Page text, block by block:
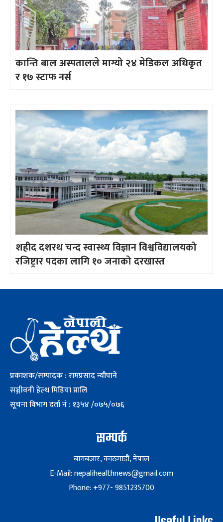
कान्ति बाल अस्पतालले माग्यो २४ मेडिकल अधिकृत
र १७ स्टाफ नर्स
शहीद दशरथ चन्द स्वास्थ्य विज्ञान विश्वविद्यालयको
रजिष्ट्रार पदका लागि १० जनाको दरखास्त
प्रकाशक/सम्पादक : रामप्रसाद न्यौपाने
सञ्जीवनी हेल्थ मिडिया प्रालि
सूचना विभाग दर्ता नं : १३५४ /०७५/०७६
सम्पर्क
बागबजार, काठमाडौं, नेपाल
E-Mail: nepalihealthnews@gmail.com
Phone: +977- 9851235700